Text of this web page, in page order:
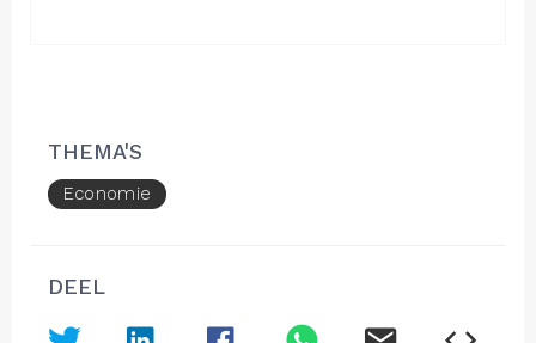
THEMA'S
Economie
DEEL